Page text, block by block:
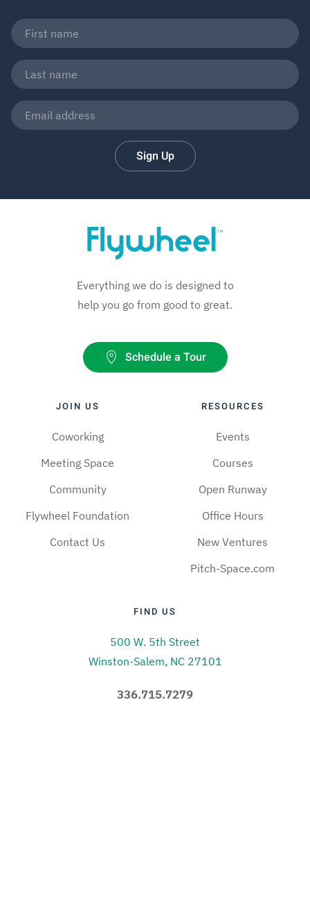
Sign Up
Everything we do is designed to
help you go from good to great.
Schedule a Tour
JOIN US
Coworking
Meeting Space
Community
Flywheel Foundation
Contact Us
RESOURCES
Events
Courses
Open Runway
Office Hours
New Ventures
Pitch-Space.com
FIND US
500 W. 5th Street
Winston-Salem, NC 27101
336.715.7279